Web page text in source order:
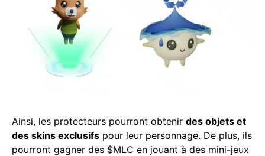
Ainsi, les protecteurs pourront obtenir des objets et
des skins exclusifs pour leur personnage. De plus, ils
pourront gagner des $MLC en jouant à des mini-jeux